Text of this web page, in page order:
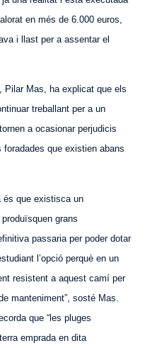
en més de 6.000 euros,
i llast per a assentar el
Pilar Mas, ha explicat que els
treballant per a un
a ocasionar perjudicis
que existien abans
és que existisca un
grans
passaria per poder dotar
l’opció perquè en un
resistent a aquest camí per
manteniment”, sosté Mas.
que “les pluges
emprada en dita